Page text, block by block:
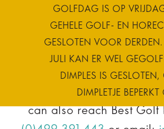
GOLFDAG IS OP
GEHELE GOLF- EN
GESLOTEN VOOR
JULI KAN ER WEL
DIMPLES IS GESLOTEN,
DIMPLETJE BEPERKT
Would you like to
Please fill in the contact
can also reach Best